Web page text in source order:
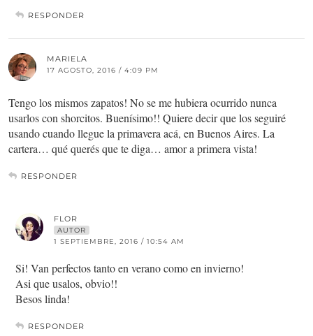
RESPONDER
MARIELA
17 AGOSTO, 2016 / 4:09 PM
Tengo los mismos zapatos! No se me hubiera ocurrido nunca
usarlos con shorcitos. Buenísimo!! Quiere decir que los seguiré
usando cuando llegue la primavera acá, en Buenos Aires. La
cartera… qué querés que te diga… amor a primera vista!
RESPONDER
FLOR
AUTOR
1 SEPTIEMBRE, 2016 / 10:54 AM
Si! Van perfectos tanto en verano como en invierno!
Asi que usalos, obvio!!
Besos linda!
RESPONDER